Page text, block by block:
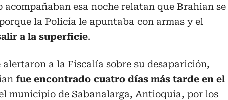
acompañaban esa noche relatan que Brahian se
la Policía le apuntaba con armas y el
a la superficie.
a la Fiscalía sobre su desaparición,
fue encontrado cuatro días más tarde en el
municipio de Sabanalarga, Antioquia, por los